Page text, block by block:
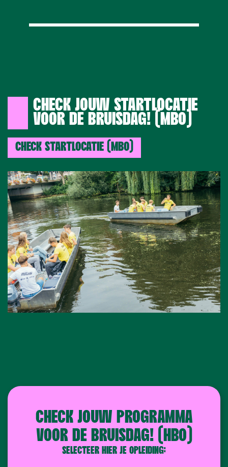
CHECK JOUW STARTLOCATIE
VOOR DE BRUISDAG! (MBO)
CHECK STARTLOCATIE (MBO)
CHECK JOUW PROGRAMMA
VOOR DE BRUISDAG! (HBO)
SELECTEER HIER JE OPLEIDING: